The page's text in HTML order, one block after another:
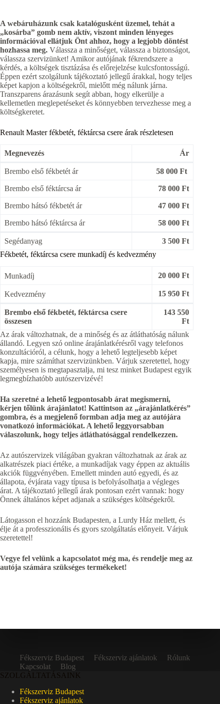
A webáruházunk csak katalógusként üzemel, tehát a
„kosárba” gomb nem aktív, viszont minden lényeges
információval ellátjuk Önt ahhoz, hogy a legjobb döntést
hozhassa meg. Válassza a minőséget, válassza a biztonságot,
válassza szervizünket! Amikor autójának fékrendszere a
kérdés, a költségek tisztázása és előrejelzése kulcsfontosságú.
Éppen ezért szolgálunk tájékoztató jellegű árakkal, hogy teljes
képet kapjon a költségekről, mielőtt még nálunk járna.
Transzparens árazásunk segít abban, hogy elkerülje a
kellemetlen meglepetéseket és könnyebben tervezhesse meg a
költségkeretet.
Renault Master fékbetét, féktárcsa csere árak részletesen
Megnevezés Ár
Brembo első fékbetét ár 58 000 Ft
Brembo első féktárcsa ár 78 000 Ft
Brembo hátsó fékbetét ár 47 000 Ft
Brembo hátsó féktárcsa ár 58 000 Ft
Segédanyag
3 500 Ft
Fékbetét, féktárcsa csere munkadíj és kedvezmény
Munkadíj 20 000 Ft
Kedvezmény 15 950 Ft
Brembo első fékbetét, féktárcsa csere
összesen
143 550
Ft
Az árak változhatnak, de a minőség és az átláthatóság nálunk
állandó. Legyen szó online árajánlatkérésről vagy telefonos
konzultációról, a célunk, hogy a lehető legteljesebb képet
kapja, mire számíthat szervizünkben. Várjuk szeretettel, hogy
személyesen is megtapasztalja, mi tesz minket Budapest egyik
legmegbízhatóbb autószervizévé!
Ha szeretné a lehető legpontosabb árat megismerni,
kérjen tőlünk árajánlatot! Kattintson az „árajánlatkérés”
gombra, és a megjelenő formban adja meg az autójára
vonatkozó információkat. A lehető leggyorsabban
válaszolunk, hogy teljes átláthatósággal rendelkezzen.
Az autószervizek világában gyakran változhatnak az árak az
alkatrészek piaci értéke, a munkadíjak vagy éppen az aktuális
akciók függvényében. Emellett minden autó egyedi, és az
állapota, évjárata vagy típusa is befolyásolhatja a végleges
árat. A tájékoztató jellegű árak pontosan ezért vannak: hogy
Önnek általános képet adjanak a szükséges költségekről.
Látogasson el hozzánk Budapesten, a Lurdy Ház mellett, és
élje át a professzionális és gyors szolgáltatás előnyeit. Várjuk
szeretettel!
Vegye fel velünk a kapcsolatot még ma, és rendelje meg az
autója számára szükséges termékeket!
Fékszerviz Budapest Fékszerviz ajánlatok
Rólunk
Kapcsolat
Blog
SZOLGÁLTATÁSAINK
Fékszerviz Budapest
Fékszerviz ajánlatok